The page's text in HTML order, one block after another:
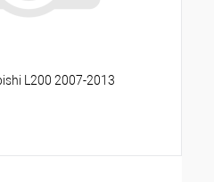
L200 2007-2013